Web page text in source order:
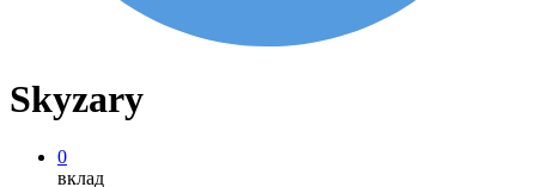
Skyzary
0
вклад